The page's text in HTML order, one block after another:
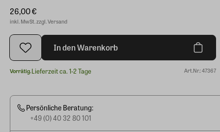
26,00 €
inkl. MwSt. zzgl. Versand
In den Warenkorb
Vorrätig.Lieferzeit ca. 1-2 Tage Art.Nr.: 47367
Persönliche Beratung:
+49 (0) 40 32 80 101